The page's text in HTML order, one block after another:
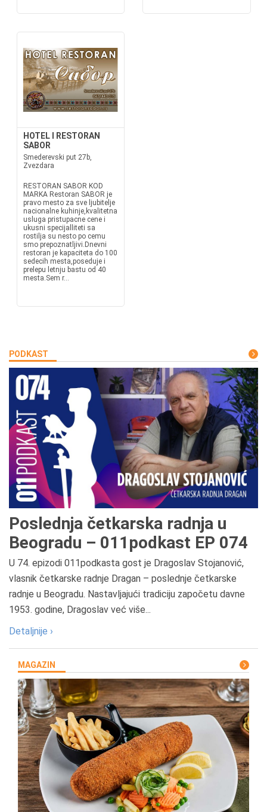
HOTEL I RESTORAN
SABOR
Smederevski put 27b,
Zvezdara
RESTORAN SABOR KOD
MARKA Restoran SABOR je
pravo mesto za sve ljubitelje
nacionalne kuhinje,kvalitetna
usluga pristupacne cene i
ukusni specijalliteti sa
rostilja su nesto po cemu
smo prepoznatljivi.Dnevni
restoran je kapaciteta do 100
sedecih mesta,poseduje i
prelepu letnju bastu od 40
mesta.Sem r...
PODKAST
Poslednja četkarska radnja u
Beogradu – 011podkast EP 074
U 74. epizodi 011podkasta gost je Dragoslav Stojanović,
vlasnik četkarske radnje Dragan – poslednje četkarske
radnje u Beogradu. Nastavljajući tradiciju započetu davne
1953. godine, Dragoslav već više...
Detaljnije ›
MAGAZIN